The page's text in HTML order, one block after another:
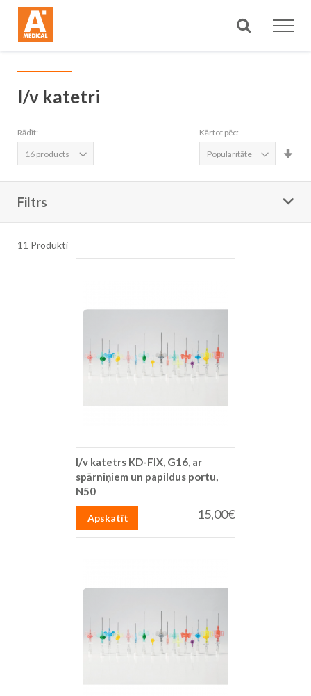
Meklēt
I/v katetri
Rādīt: Kārtot pēc:
Filtrs
11 Produkti
I/v katetrs KD-FIX, G16, ar
spārniņiem un papildus portu,
N50
15,00€
Apskatīt